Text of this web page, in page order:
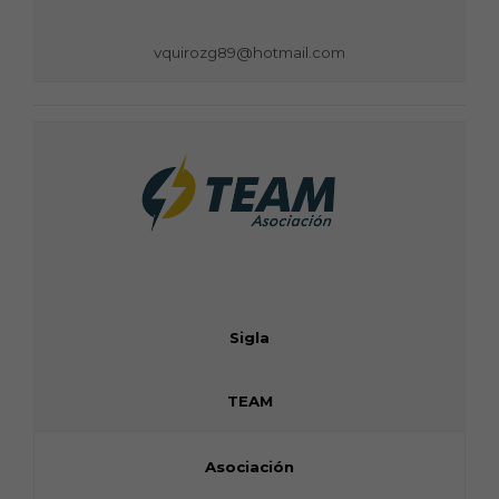
vquirozg89@hotmail.com
Sigla
TEAM
Asociación